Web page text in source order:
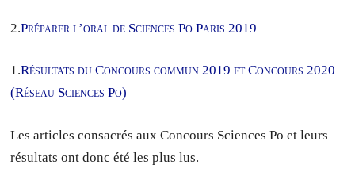
2.Préparer l’oral de Sciences Po Paris 2019
1.Résultats du Concours commun 2019 et Concours 2020
(Réseau Sciences Po)
Les articles consacrés aux Concours Sciences Po et leurs
résultats ont donc été les plus lus.